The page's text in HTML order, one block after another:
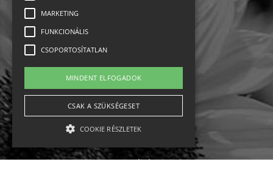
Állásajánlatok
Impresszum-kapcsolat
Jogi nyilatkozat
Rólunk
English
MARKETING
FUNKCIONÁLIS
CSOPORTOSÍTATLAN
MINDENT ELFOGADOK
CSAK A SZÜKSÉGESET
COOKIE RÉSZLETEK